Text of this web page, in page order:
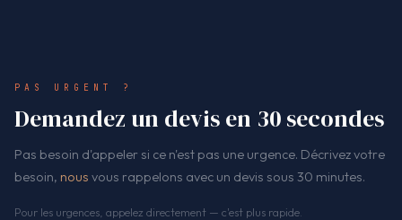
PAS URGENT ?
Demandez un devis en 30 secondes
Pas besoin d'appeler si ce n'est pas une urgence. Décrivez votre
besoin, nous vous rappelons avec un devis sous 30 minutes.
Pour les urgences, appelez directement — c'est plus rapide.